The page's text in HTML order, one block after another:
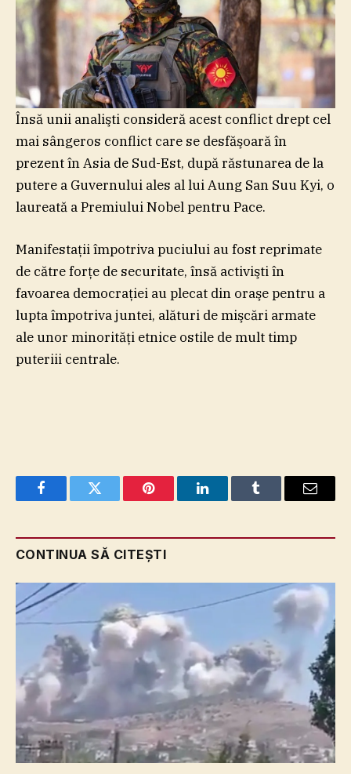
Însă unii analişti consideră acest conflict drept cel
mai sângeros conflict care se desfăşoară în
prezent în Asia de Sud-Est, după răstunarea de la
putere a Guvernului ales al lui Aung San Suu Kyi, o
laureată a Premiului Nobel pentru Pace.
Manifestaţii împotriva puciului au fost reprimate
de către forţe de securitate, însă activişti în
favoarea democraţiei au plecat din oraşe pentru a
lupta împotriva juntei, alături de mişcări armate
ale unor minorităţi etnice ostile de mult timp
puteriii centrale.
FacebookTwitter Pinterest LinkedInTumblr Email
CONTINUA SĂ CITEȘTI